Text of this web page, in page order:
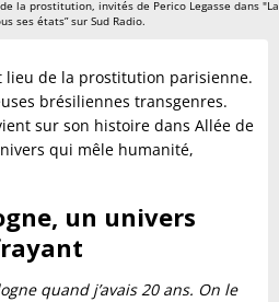
la prostitution, invités de Perico Legasse dans "La
ses états” sur Sud Radio.
lieu de la prostitution parisienne.
brésiliennes transgenres.
sur son histoire dans Allée de
qui mêle humanité,
un univers
quand j’avais 20 ans. On le